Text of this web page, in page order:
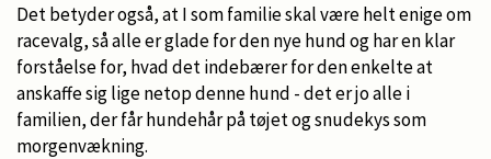
Det betyder også, at I som familie skal være helt enige om
racevalg, så alle er glade for den nye hund og har en klar
forståelse for, hvad det indebærer for den enkelte at
anskaffe sig lige netop denne hund - det er jo alle i
familien, der får hundehår på tøjet og snudekys som
morgenvækning.